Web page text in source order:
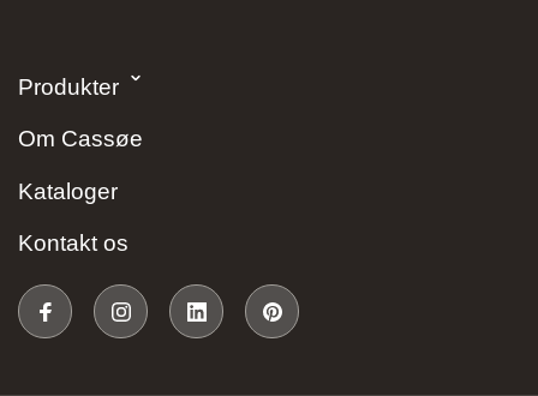
Produkter
Om Cassøe
Kataloger
Kontakt os
Industrivænget 16, 3400 Hillerød, Danmark
JKE Design – Glostrup